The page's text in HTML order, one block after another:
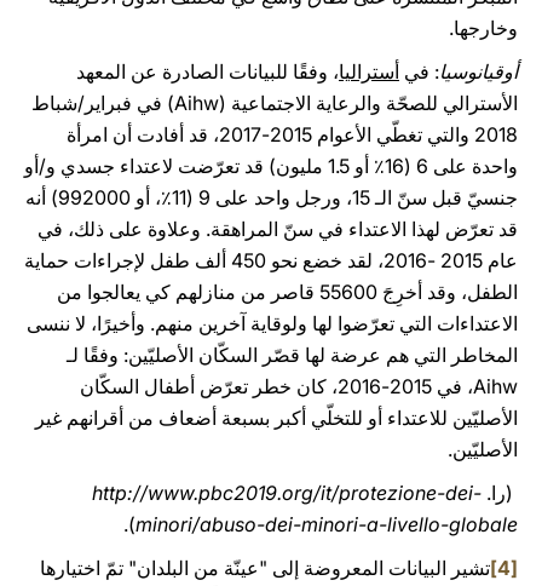
وخارجها.
أوقيانوسيا: في أستراليا، وفقًا للبيانات الصادرة عن المعهد
الأسترالي للصحّة والرعاية الاجتماعية (Aihw) في فبراير/شباط
2018 والتي تغطّي الأعوام 2015-2017، قد أفادت أن امرأة
واحدة على 6 (16٪ أو 1.5 مليون) قد تعرّضت لاعتداء جسدي و/أو
جنسيّ قبل سنّ الـ 15، ورجل واحد على 9 (11٪، أو 992000) أنه
قد تعرّض لهذا الاعتداء في سنّ المراهقة. وعلاوة على ذلك، في
عام 2015 -2016، لقد خضع نحو 450 ألف طفل لإجراءات حماية
الطفل، وقد أخرِجَ 55600 قاصر من منازلهم كي يعالجوا من
الاعتداءات التي تعرّضوا لها ولوقاية آخرين منهم. وأخيرًا، لا ننسى
المخاطر التي هم عرضة لها قصّر السكّان الأصليّين: وفقًا لـ
Aihw، في 2015-2016، كان خطر تعرّض أطفال السكّان
الأصليّين للاعتداء أو للتخلّي أكبر بسبعة أضعاف من أقرانهم غير
الأصليّين.
(را. http://www.pbc2019.org/it/protezione-dei-
minori/abuso-dei-minori-a-livello-globale
).
[4]
تشير البيانات المعروضة إلى "عينّة من البلدان" تمّ اختيارها